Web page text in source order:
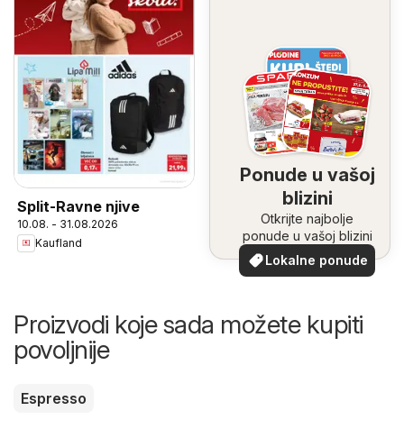
Split-Ravne njive
10.08. - 31.08.2026
Kaufland
Ponude u vašoj
blizini
Otkrijte najbolje
ponude u vašoj blizini
Lokalne ponude
Proizvodi koje sada možete kupiti
povoljnije
Espresso